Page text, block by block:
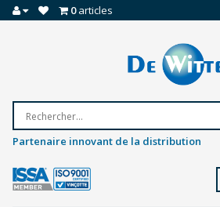
0articles
Partenaire innovant de la distribution